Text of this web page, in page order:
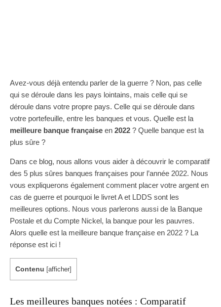
Avez-vous déjà entendu parler de la guerre ? Non, pas celle
qui se déroule dans les pays lointains, mais celle qui se
déroule dans votre propre pays. Celle qui se déroule dans
votre portefeuille, entre les banques et vous. Quelle est la
meilleure banque française en 2022 ? Quelle banque est la
plus sûre ?
Dans ce blog, nous allons vous aider à découvrir le comparatif
des 5 plus sûres banques françaises pour l’année 2022. Nous
vous expliquerons également comment placer votre argent en
cas de guerre et pourquoi le livret A et LDDS sont les
meilleures options. Nous vous parlerons aussi de la Banque
Postale et du Compte Nickel, la banque pour les pauvres.
Alors quelle est la meilleure banque française en 2022 ? La
réponse est ici !
Contenu [afficher]
Les meilleures banques notées : Comparatif